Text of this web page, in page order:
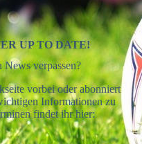
UP TO DATE!
verpassen?
vorbei oder abonniert
Informationen zu
findet ihr hier: